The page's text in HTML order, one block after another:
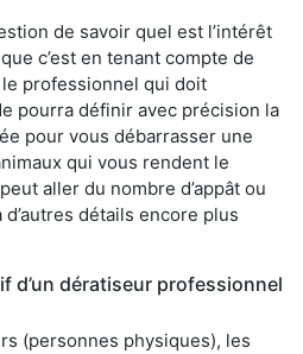
de savoir quel est l’intérêt
c’est en tenant compte de
professionnel qui doit
pourra définir avec précision la
pour vous débarrasser une
qui vous rendent le
aller du nombre d’appât ou
détails encore plus
d’un dératiseur professionnel
(personnes physiques), les